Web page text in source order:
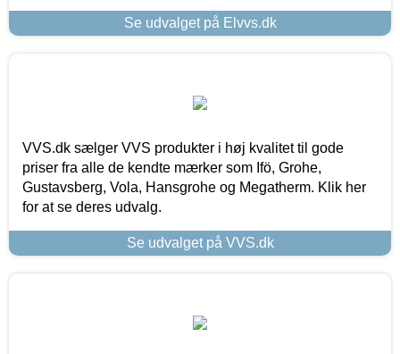
Se udvalget på Elvvs.dk
VVS.dk sælger VVS produkter i høj kvalitet til gode
priser fra alle de kendte mærker som Ifö, Grohe,
Gustavsberg, Vola, Hansgrohe og Megatherm. Klik her
for at se deres udvalg.
Se udvalget på VVS.dk